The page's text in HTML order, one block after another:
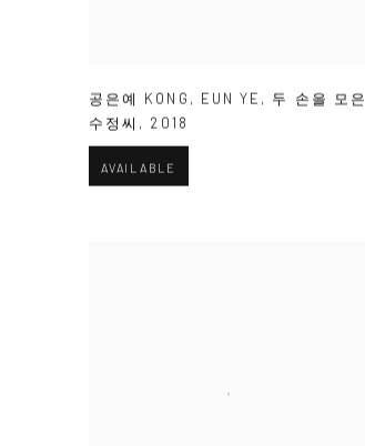
공은예 KONG , EUN YE , 두 손을 모은
수정씨 , 2018
AVAILABLE